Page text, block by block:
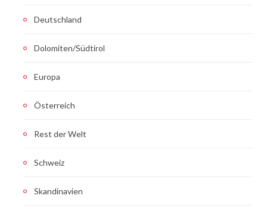
Deutschland
Dolomiten/Südtirol
Europa
Österreich
Rest der Welt
Schweiz
Skandinavien